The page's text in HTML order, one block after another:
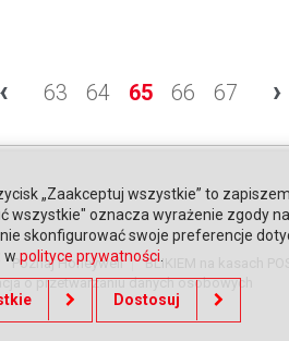
‹ 63 64 65 66 67 ›
Poznaj Honeywell BLIKIEM na kasach
o przetwarzaniu danych osobowych
„Zaakceptuj wszystkie” to
wszystkie" oznacza wyrażenie zgody
skonfigurować swoje preferencje
w polityce prywatności
Dostosuj